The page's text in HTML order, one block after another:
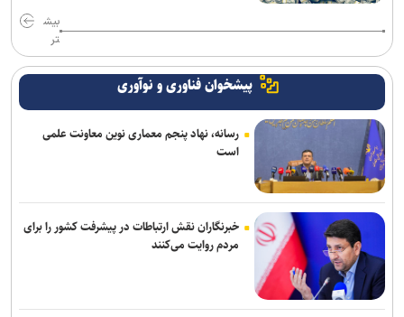
بیش
تر
پیشخوان فناوری و نوآوری
رسانه، نهاد پنجم معماری نوین معاونت علمی
است
خبرنگاران نقش ارتباطات در پیشرفت کشور را برای
مردم روایت می‌کنند